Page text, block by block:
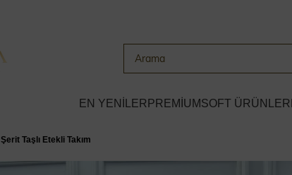
EN YENİLER PREMİUMSOFT ÜRÜNLER
Şerit Taşlı Etekli Takım